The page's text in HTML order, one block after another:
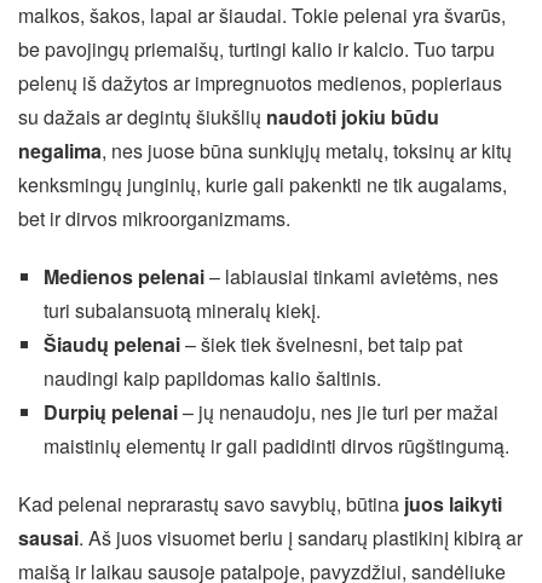
malkos, šakos, lapai ar šiaudai. Tokie pelenai yra švarūs,
be pavojingų priemaišų, turtingi kalio ir kalcio. Tuo tarpu
pelenų iš dažytos ar impregnuotos medienos, popieriaus
su dažais ar degintų šiukšlių naudoti jokiu būdu
negalima, nes juose būna sunkiųjų metalų, toksinų ar kitų
kenksmingų junginių, kurie gali pakenkti ne tik augalams,
bet ir dirvos mikroorganizmams.
Medienos pelenai– labiausiai tinkami avietėms, nes
turi subalansuotą mineralų kiekį.
Šiaudų pelenai– šiek tiek švelnesni, bet taip pat
naudingi kaip papildomas kalio šaltinis.
Durpių pelenai– jų nenaudoju, nes jie turi per mažai
maistinių elementų ir gali padidinti dirvos rūgštingumą.
Kad pelenai neprarastų savo savybių, būtina juos laikyti
sausai. Aš juos visuomet beriu į sandarų plastikinį kibirą ar
maišą ir laikau sausoje patalpoje, pavyzdžiui, sandėliuke